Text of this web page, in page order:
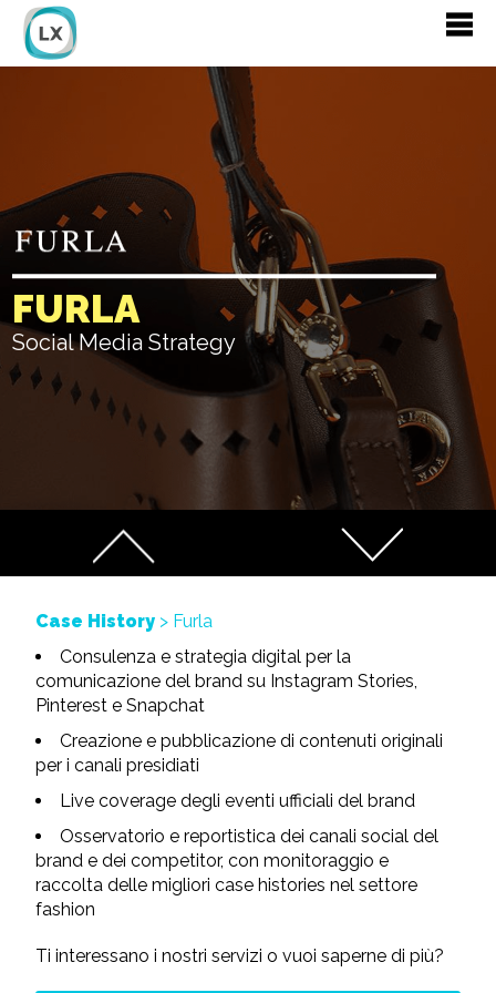
FURLA
Social Media Strategy
Case History > Furla
Consulenza e strategia digital per la
comunicazione del brand su Instagram Stories,
Pinterest e Snapchat
Creazione e pubblicazione di contenuti originali
per i canali presidiati
Live coverage degli eventi ufficiali del brand
Osservatorio e reportistica dei canali social del
brand e dei competitor, con monitoraggio e
raccolta delle migliori case histories nel settore
fashion
Ti interessano i nostri servizi o vuoi saperne di più?